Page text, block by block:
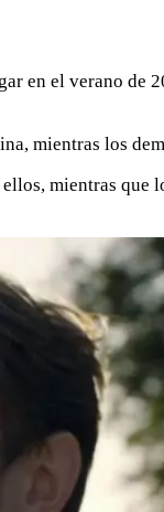
en el verano de
mientras los
mientras que